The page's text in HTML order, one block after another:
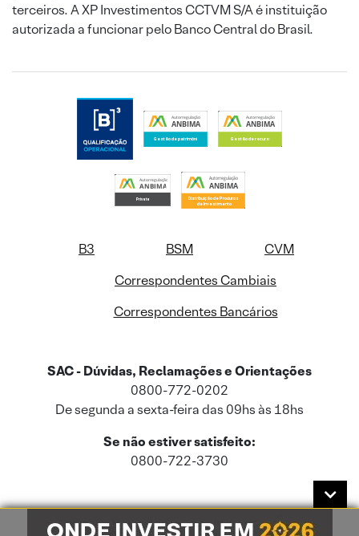
terceiros. A XP Investimentos CCTVM S/A é instituição
autorizada a funcionar pelo Banco Central do Brasil.
B3 BSM
CVM
Correspondentes Cambiais
Correspondentes Bancários
SAC - Dúvidas, Reclamações e Orientações
0800-772-0202
De segunda a sexta-feira das 09hs às 18hs
Se não estiver satisfeito:
0800-722-3730
Este site usa cookies e dados pessoais de acordo com a nossaPolítica de